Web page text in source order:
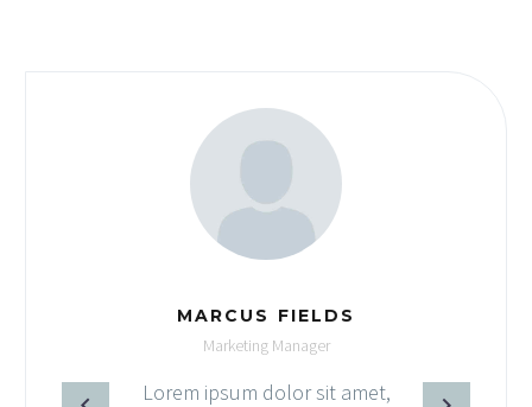
MARCUS FIELDS
Marketing Manager
Lorem ipsum dolor sit amet,